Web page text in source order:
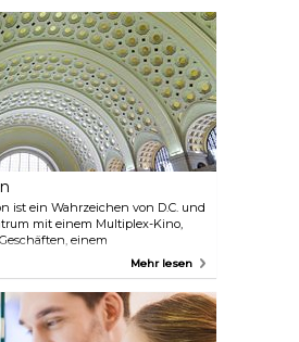
entscheiden, können Sie sich auf
über die angebotenen
ist ein Wahrzeichen von D.C. und
mit einem Multiplex-Kino,
einem
und einer Vielzahl vonMehr lesen